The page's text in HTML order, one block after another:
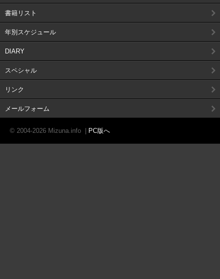
書籍リスト
年別スケジュール
DIARY
スペシャル
リンク
メールフォーム
© 2004-2026 Mizuna.info PC版へ